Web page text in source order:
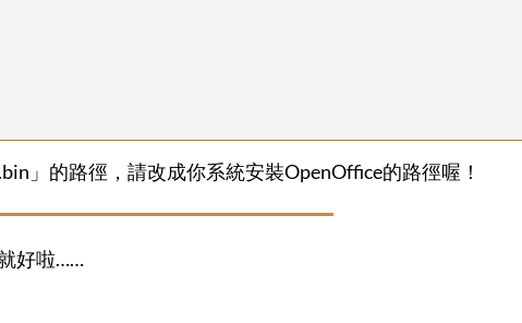
」的路徑，請改成你系統安裝OpenOffice的路徑喔！
好啦……